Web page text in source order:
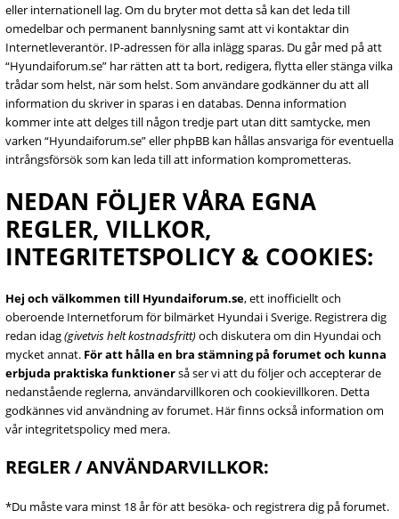
eller internationell lag. Om du bryter mot detta så kan det leda till
omedelbar och permanent bannlysning samt att vi kontaktar din
Internetleverantör. IP-adressen för alla inlägg sparas. Du går med på att
“Hyundaiforum.se” har rätten att ta bort, redigera, flytta eller stänga vilka
trådar som helst, när som helst. Som användare godkänner du att all
information du skriver in sparas i en databas. Denna information
kommer inte att delges till någon tredje part utan ditt samtycke, men
varken “Hyundaiforum.se” eller phpBB kan hållas ansvariga för eventuella
intrångsförsök som kan leda till att information komprometteras.
NEDAN FÖLJER VÅRA EGNA
REGLER, VILLKOR,
INTEGRITETSPOLICY & COOKIES:
Hej och välkommen till Hyundaiforum.se, ett inofficiellt och
oberoende Internetforum för bilmärket Hyundai i Sverige. Registrera dig
redan idag(givetvis helt kostnadsfritt)och diskutera om din Hyundai och
mycket annat. För att hålla en bra stämning på forumet och kunna
erbjuda praktiska funktionerså ser vi att du följer och accepterar de
nedanstående reglerna, användarvillkoren och cookievillkoren. Detta
godkännes vid användning av forumet. Här finns också information om
vår integritetspolicy med mera.
REGLER / ANVÄNDARVILLKOR:
*Du måste vara minst 18 år för att besöka- och registrera dig på forumet.